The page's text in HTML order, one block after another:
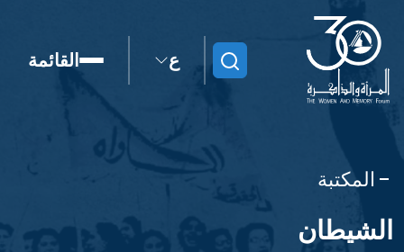
ابحث ع القائمة
المكتبة
الشيطان